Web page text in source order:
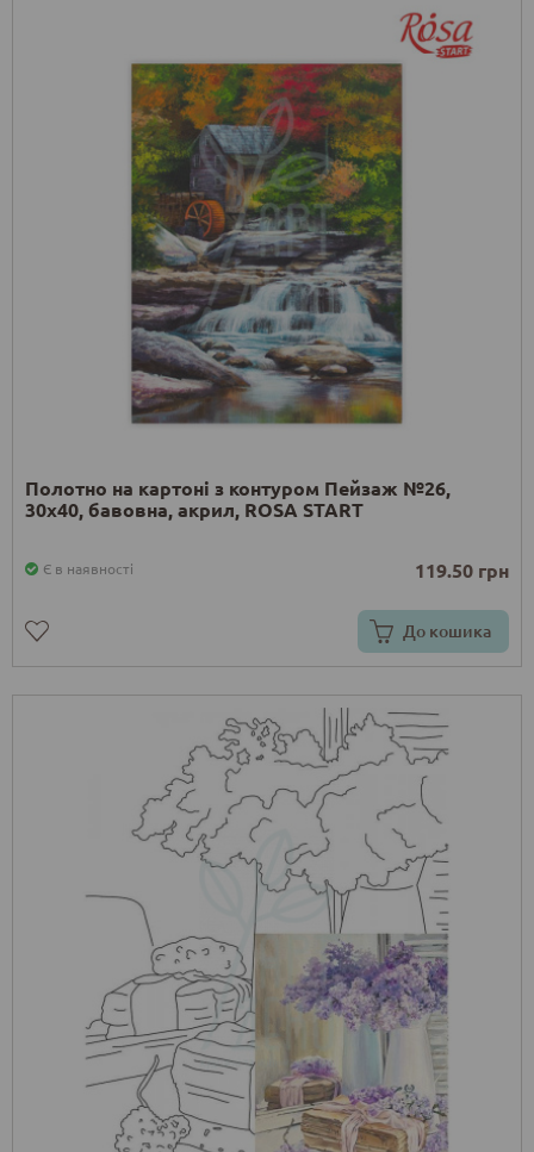
Полотно на картоні з контуром Пейзаж №26,
30х40, бавовна, акрил, ROSA START
Є в наявності 119.50 грн
До кошика